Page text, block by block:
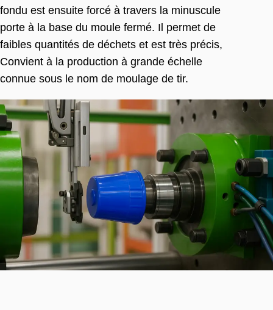
fondu est ensuite forcé à travers la minuscule
porte à la base du moule fermé. Il permet de
faibles quantités de déchets et est très précis,
Convient à la production à grande échelle
connue sous le nom de moulage de tir.